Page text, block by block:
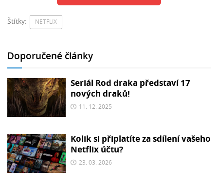
Štítky: NETFLIX
Doporučené články
Seriál Rod draka představí 17
nových draků!
11. 12. 2025
Kolik si připlatíte za sdílení vašeho
Netflix účtu?
23. 03. 2026